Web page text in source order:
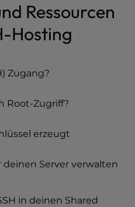
Ressourcen
Hosting
Zugang?
Root-Zugriff?
erzeugt
deinen Server verwalten
in deinen Shared